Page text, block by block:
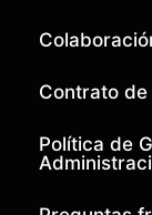
Contrato
Política de